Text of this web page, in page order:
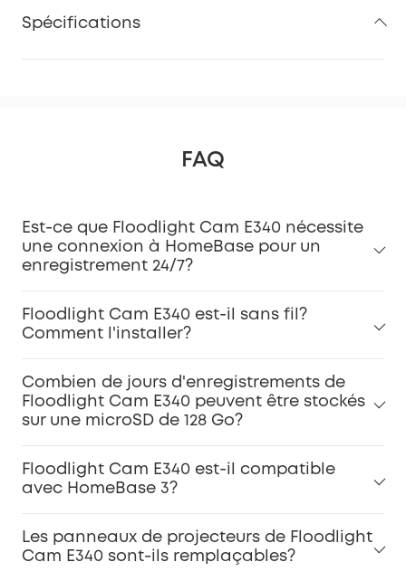
Spécifications
FAQ
Est-ce que Floodlight Cam E340 nécessite
une connexion à HomeBase pour un
enregistrement 24/7?
Floodlight Cam E340 est-il sans fil?
Comment l'installer?
Combien de jours d'enregistrements de
Floodlight Cam E340 peuvent être stockés
sur une microSD de 128 Go?
Floodlight Cam E340 est-il compatible
avec HomeBase 3?
Les panneaux de projecteurs de Floodlight
Cam E340 sont-ils remplaçables?